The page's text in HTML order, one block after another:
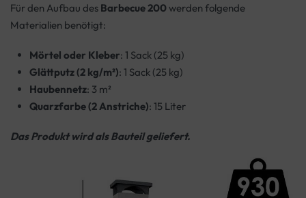
Für den Aufbau des Barbecue 200werden folgende
Materialien benötigt:
Mörtel oder Kleber: 1 Sack (25 kg)
Glättputz (2 kg/m²): 1 Sack (25 kg)
Haubennetz: 3 m²
Quarzfarbe (2 Anstriche): 15 Liter
Das Produkt wird als Bauteil geliefert.